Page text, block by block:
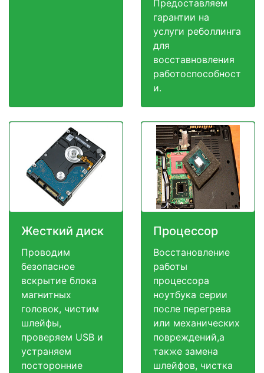
Предоставляем
гарантии на
услуги реболлинга
для
восставновления
работоспособност
и.
Жесткий диск
Проводим
безопасное
вскрытие блока
магнитных
головок, чистим
шлейфы,
проверяем USB и
устраняем
посторонние
Процессор
Восстановление
работы
процессора
ноутбука серии
после перегрева
или механических
повреждений,а
также замена
шлейфов, чистка